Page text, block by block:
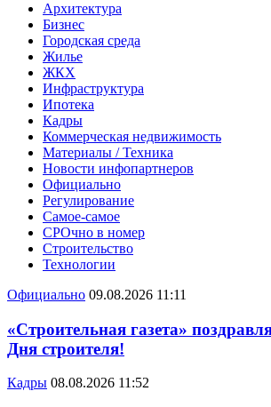
Архитектура
Бизнес
Городская среда
Жилье
ЖКХ
Инфраструктура
Ипотека
Кадры
Коммерческая недвижимость
Материалы / Техника
Новости инфопартнеров
Официально
Регулирование
Самое-самое
СРОчно в номер
Строительство
Технологии
Официально 09.08.2026 11:11
«Строительная газета»
Дня строителя!
Кадры 08.08.2026 11:52